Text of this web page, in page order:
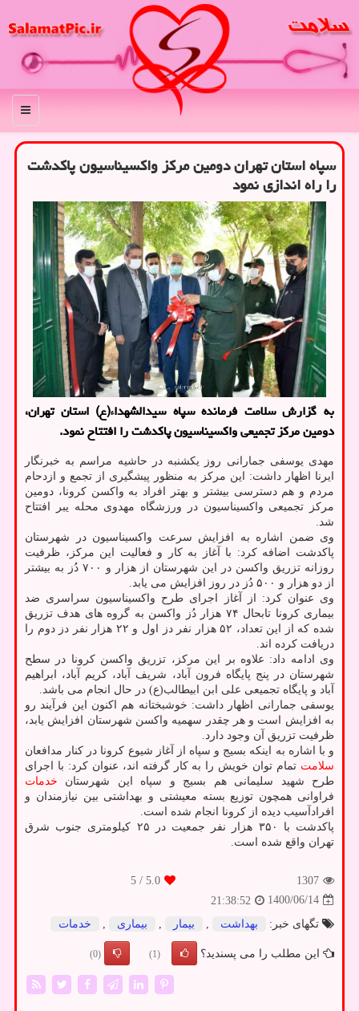
منو
سپاه استان تهران دومین مرکز واکسیناسیون پاکدشت
را راه اندازی نمود
به گزارش سلامت فرمانده سپاه سیدالشهداء(ع) استان تهران،
دومین مرکز تجمیعی واکسیناسیون پاکدشت را افتتاح نمود.
مهدی یوسفی جمارانی روز یکشنبه در حاشیه مراسم به خبرنگار
ایرنا اظهار داشت: این مرکز به منظور پیشگیری از تجمع و ازدحام
مردم و هم دسترسی بیشتر و بهتر افراد به واکسن کرونا، دومین
مرکز تجمیعی واکسیناسیون در ورزشگاه مهدوی محله یبر افتتاح
شد.
وی ضمن اشاره به افزایش سرعت واکسیناسیون در شهرستان
پاکدشت اضافه کرد: با آغاز به کار و فعالیت این مرکز، ظرفیت
روزانه تزریق واکسن در این شهرستان از هزار و ۷۰۰ دُز به بیشتر
از دو هزار و ۵۰۰ دُز در روز افزایش می یابد.
وی عنوان کرد: از آغاز اجرای طرح واکسیناسیون سراسری ضد
بیماری کرونا تابحال ۷۴ هزار دُز واکسن به گروه های هدف تزریق
شده که از این تعداد، ۵۲ هزار نفر دز اول و ۲۲ هزار نفر دز دوم را
دریافت کرده اند.
وی ادامه داد: علاوه بر این مرکز، تزریق واکسن کرونا در سطح
شهرستان در پنج پایگاه فرون آباد، شریف آباد، کریم آباد، ابراهیم
آباد و پایگاه تجمیعی علی ابن ابیطالب(ع) در حال انجام می باشد.
یوسفی جمارانی اظهار داشت: خوشبختانه هم اکنون این فرآیند رو
به افزایش است و هر چقدر سهمیه واکسن شهرستان افزایش یابد،
ظرفیت تزریق آن وجود دارد.
و با اشاره به اینکه بسیج و سپاه از آغاز شیوع کرونا در کنار مدافعان
سلامت تمام توان خویش را به کار گرفته اند، عنوان کرد: با اجرای
طرح شهید سلیمانی هم بسیج و سپاه این شهرستان خدمات
فراوانی همچون توزیع بسته معیشتی و بهداشتی بین نیازمندان و
افرادآسیب دیده از کرونا انجام شده است.
پاکدشت با ۳۵۰ هزار نفر جمعیت در ۲۵ کیلومتری جنوب شرق
تهران واقع شده است.
1307
5.0
/ 5
1400/06/14
21:38:52
تگهای خبر:
بهداشت , بیمار , بیماری , خدمات
این مطلب را می پسندید؟ (1)
(0)